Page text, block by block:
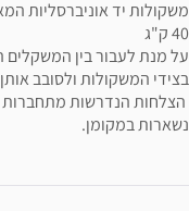
40 ק"ג
בצידי המשקולות ולסובב
הצלחות הנדרשות
נשארות במקומן.